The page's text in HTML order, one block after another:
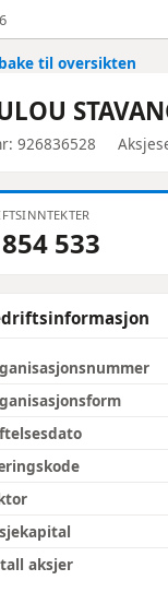
til oversikten
926836528
533
aksjer